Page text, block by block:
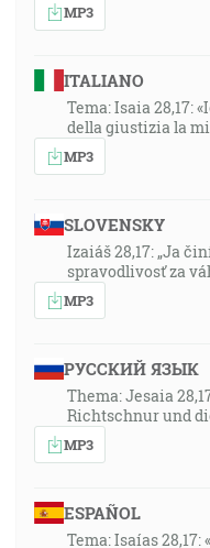
MP3
ITALIANO
Tema: Isaia 28,17:
della giustizia la
MP3
SLOVENSKY
Izaiáš 28,17: „Ja
spravodlivosť za
MP3
РУССКИЙ ЯЗЫК
Thema: Jesaia
Richtschnur und
MP3
ESPAÑOL
Tema: Isaías 28,17: